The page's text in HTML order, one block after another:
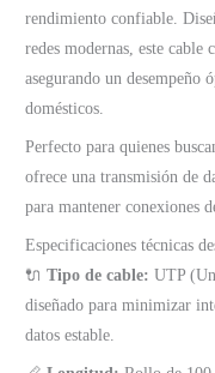
rendimiento confiable.
redes modernas, este cable
asegurando un desempeño
domésticos.
Perfecto para quienes
ofrece una transmisión de
para mantener conexiones
Especificaciones técnicas
🔌Tipo de cable: UTP
diseñado para minimizar
datos estable.